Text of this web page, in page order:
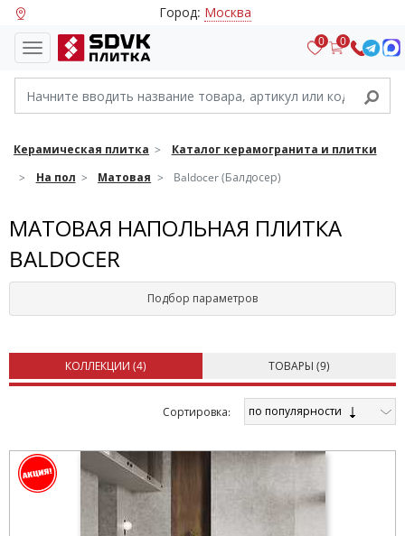
Город: Москва
0 0
Керамическая плитка
Каталог керамогранита и плитки
На пол
Матовая Baldocer (Балдосер)
МАТОВАЯ НАПОЛЬНАЯ ПЛИТКА
BALDOCER
Подбор параметров
КОЛЛЕКЦИИ (4) ТОВАРЫ (9)
Cортировка: по популярности